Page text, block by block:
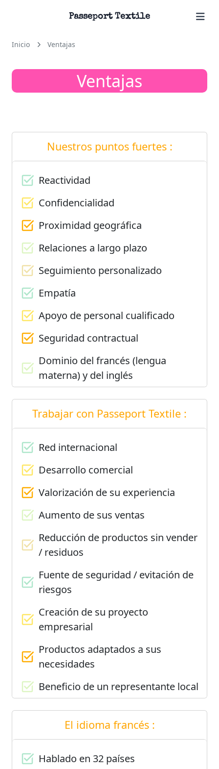
Passeport Textile
Inicio Ventajas
Ventajas
Nuestros puntos fuertes :
Reactividad
Confidencialidad
Proximidad geográfica
Relaciones a largo plazo
Seguimiento personalizado
Empatía
Apoyo de personal cualificado
Seguridad contractual
Dominio del francés (lengua
materna) y del inglés
Trabajar con Passeport Textile :
Red internacional
Desarrollo comercial
Valorización de su experiencia
Aumento de sus ventas
Reducción de productos sin vender
/ residuos
Fuente de seguridad / evitación de
riesgos
Creación de su proyecto
empresarial
Productos adaptados a sus
necesidades
Beneficio de un representante local
El idioma francés :
Hablado en 32 países